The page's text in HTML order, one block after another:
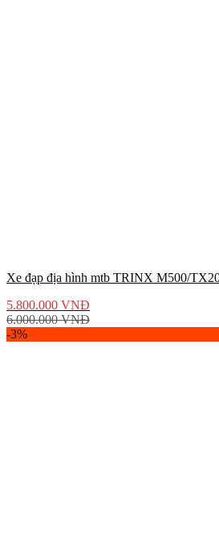
Xe đạp địa hình mtb TRINX M500/
5.800.000 VNĐ
6.000.000VNĐ
-3%